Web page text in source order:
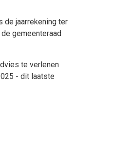
de jaarrekening ter
gemeenteraad
te verlenen
- dit laatste